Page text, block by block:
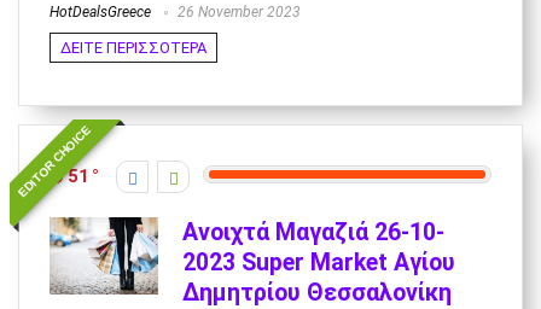
HotDealsGreece 26 November 2023
ΔΕΙΤΕ ΠΕΡΙΣΣΟΤΕΡΑ
EDITOR CHOICE
51
Ανοιχτά Μαγαζιά 26-10-
2023 Super Market Αγίου
Δημητρίου Θεσσαλονίκη